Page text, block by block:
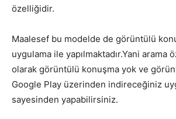
özelliğidir.
Maalesef bu modelde de görüntülü
uygulama ile yapılmaktadır.Yani arama
olarak görüntülü konuşma yok ve
Google Play üzerinden indireceğiniz
sayesinden yapabilirsiniz.